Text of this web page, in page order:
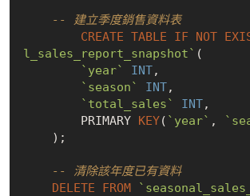
-- 建立季度銷售資料表
CREATE TABLE IF NOT
l_sales_report_snapshot` (
`year`
INT,
`season`
INT,
`total_sales`
INT,
        PRIMARY
KEY( `year` ,
-- 清除該年度已有資料
DELETE
FROM